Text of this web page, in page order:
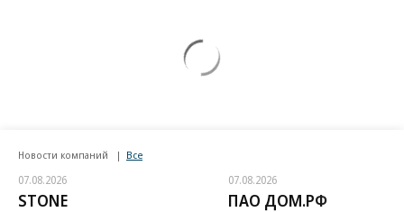
Новости компаний Все
07.08.2026
STONE
07.08.2026
ПАО ДОМ.РФ